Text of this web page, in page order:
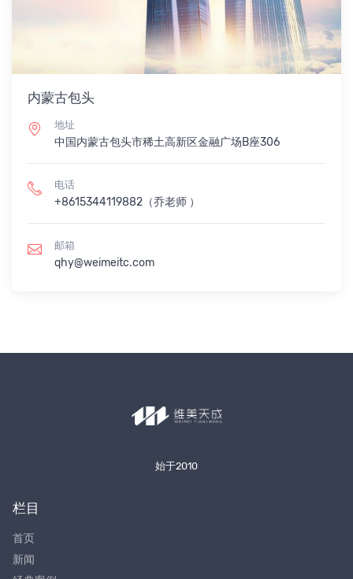
内蒙古包头
地址
中国内蒙古包头市稀土高新区金融广场B座306
电话
+8615344119882（乔老师 ）
邮箱
qhy@weimeitc.com
始于2010
栏目
首页
新闻